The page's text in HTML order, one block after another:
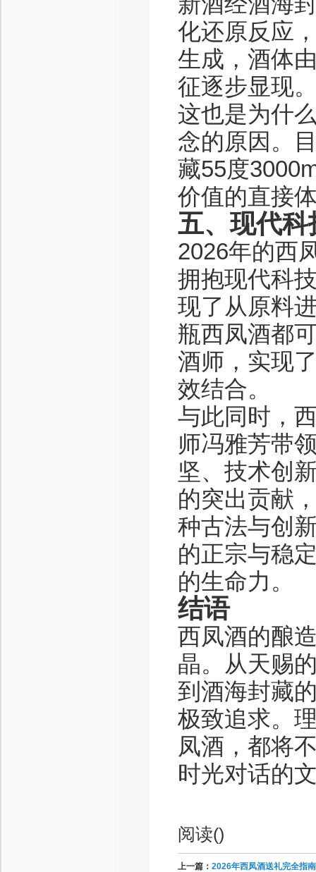
化还原反应
生成，酒体
征逐步显现
这也是为什
念的原因。
藏55度
价值的直接
五、现代
2026年的西
拥抱现代科
现了从原料
瓶西凤酒都
酒师，实现
效结合。
与此同时，
师冯雅芳带
坚、技术创
的突出贡献
种古法与创
的正宗与稳
的生命力。
结语
西凤酒的酿
晶。从天赐
到酒海封藏
极致追求。
凤酒，都将
时光对话的
阅读()
上一篇： 2026年西凤酒送礼完全指